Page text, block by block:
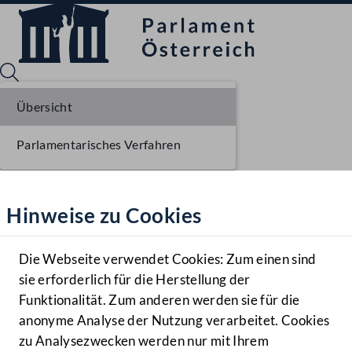
Hilfe
Benutzer
Navigationsmenü öffnen
MENÜ
Hinweise zu Cookies
Die Webseite verwendet Cookies: Zum einen sind
sie erforderlich für die Herstellung der
Funktionalität. Zum anderen werden sie für die
anonyme Analyse der Nutzung verarbeitet. Cookies
zu Analysezwecken werden nur mit Ihrem
Übersicht
Parlamentarisches Verfahren